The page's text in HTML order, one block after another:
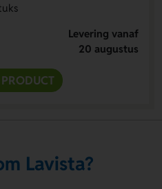
Levering vanaf
20 augustus
Lavista?